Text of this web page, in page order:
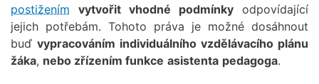
postižením
vytvořit vhodné podmínky odpovídající
jejich potřebám. Tohoto práva je možné dosáhnout
buď vypracováním individuálního vzdělávacího plánu
žáka, nebo zřízením funkce asistenta pedagoga.